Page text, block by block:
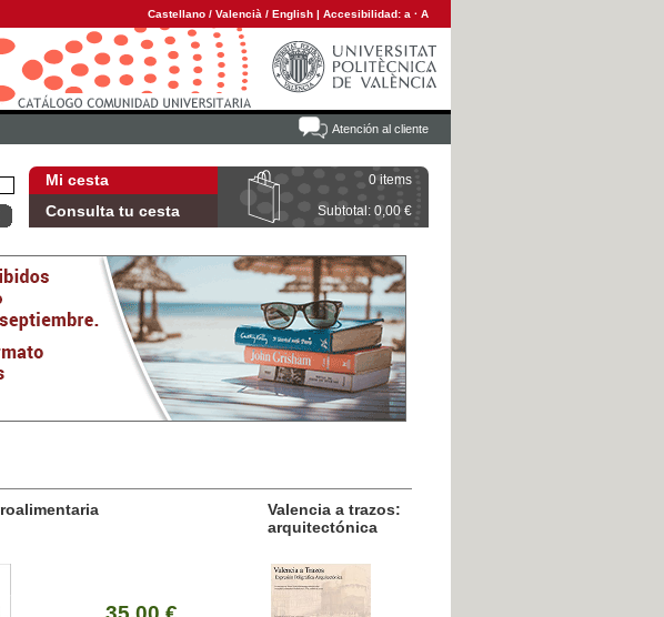
Castellano / Valencià / English | Accesibilidad: a · A
Atención al cliente
Mi cesta 0 items
Consulta tu cesta Subtotal: 0,00 €
Valencia a trazos: expresión poligráfica